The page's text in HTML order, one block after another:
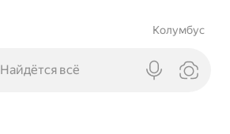
Колумбус
Найдётся всё